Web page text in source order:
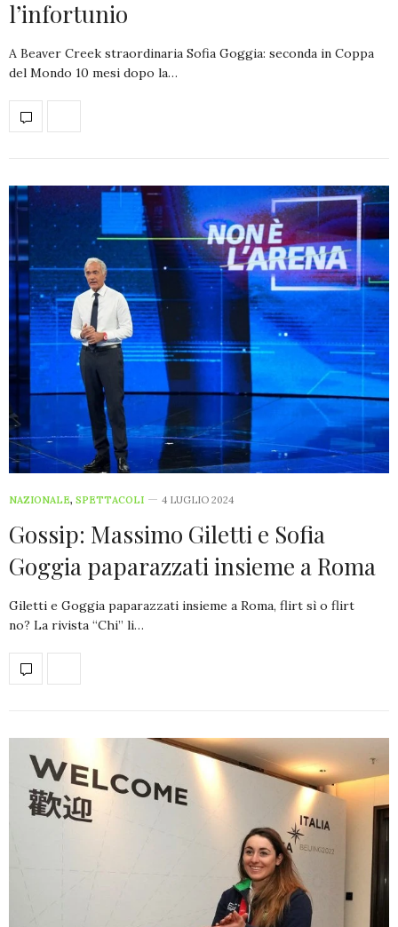
l’infortunio
A Beaver Creek straordinaria Sofia Goggia: seconda in Coppa
del Mondo 10 mesi dopo la…
NAZIONALE, SPETTACOLI 4 LUGLIO 2024
Gossip: Massimo Giletti e Sofia
Goggia paparazzati insieme a Roma
Giletti e Goggia paparazzati insieme a Roma, flirt sì o flirt
no? La rivista “Chi” li…